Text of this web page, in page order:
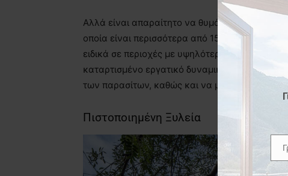
Αλλά είναι απαραίτητο να θυμόμαστε ότι όλα
οποία είναι περισσότερα από 1500 και
ειδικά σε περιοχές με υψηλότερες
καταρτισμένο εργατικό δυναμικό. Πρέπει να
των παρασίτων, καθώς και να μην έρχεται σε
Πιστοποιημένη Ξυλεία